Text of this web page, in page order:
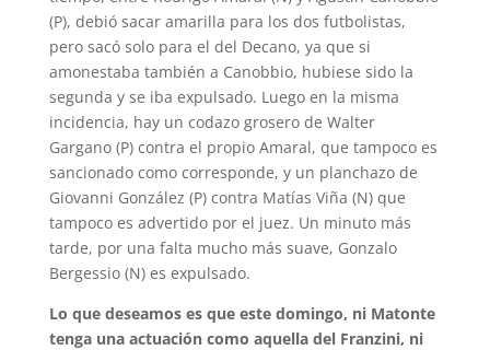
(P), debió sacar amarilla para los dos futbolistas,
pero sacó solo para el del Decano, ya que si
amonestaba también a Canobbio, hubiese sido la
segunda y se iba expulsado. Luego en la misma
incidencia, hay un codazo grosero de Walter
Gargano (P) contra el propio Amaral, que tampoco es
sancionado como corresponde, y un planchazo de
Giovanni González (P) contra Matías Viña (N) que
tampoco es advertido por el juez. Un minuto más
tarde, por una falta mucho más suave, Gonzalo
Bergessio (N) es expulsado.
Lo que deseamos es que este domingo, ni Matonte
tenga una actuación como aquella del Franzini, ni